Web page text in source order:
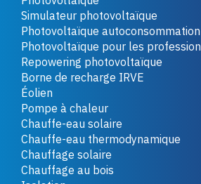
Simulateur photovoltaïque
Photovoltaïque autoconsommation
Photovoltaïque pour les
Repowering photovoltaïque
Borne de recharge IRVE
Éolien
Pompe à chaleur
Chauffe-eau solaire
Chauffe-eau thermodynamique
Chauffage solaire
Chauffage au bois